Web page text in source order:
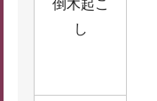
倒木起こ
し